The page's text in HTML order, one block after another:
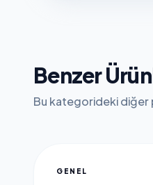
Benzer
Bu kategorideki diğer
GENEL